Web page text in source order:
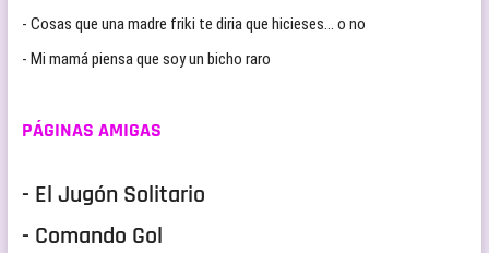
- Cosas que una madre friki te diria que hicieses… o no
- Mi mamá piensa que soy un bicho raro
PÁGINAS AMIGAS
- El Jugón Solitario
- Comando Gol